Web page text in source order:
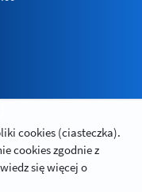
cookies (ciasteczka).
cookies zgodnie z
się więcej o